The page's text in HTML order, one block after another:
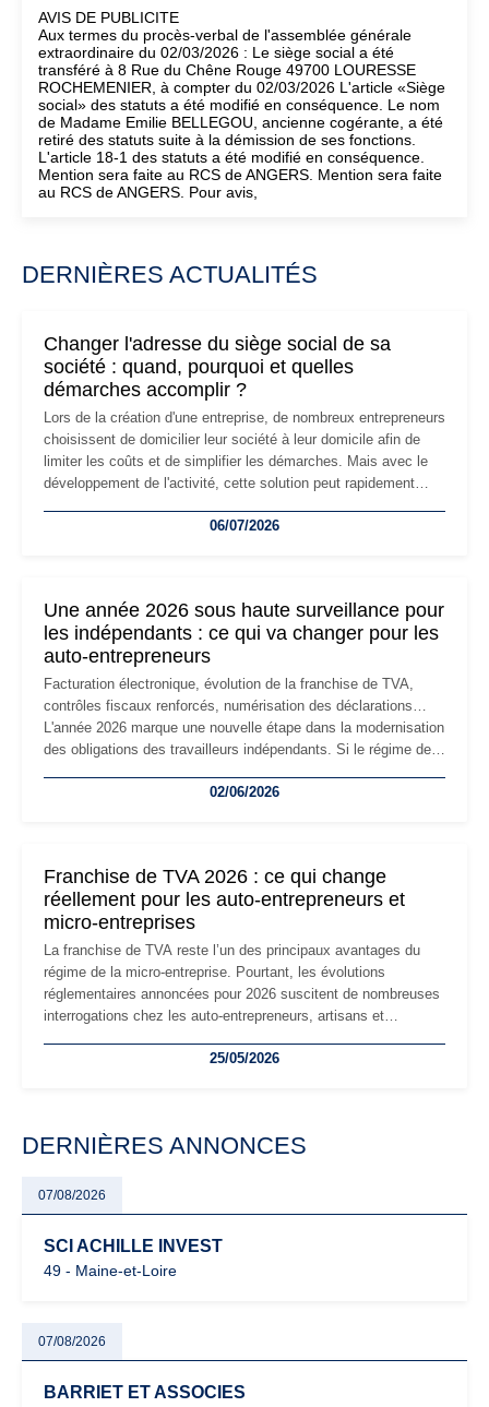
AVIS DE PUBLICITE
Aux termes du procès-verbal de l'assemblée générale
extraordinaire du 02/03/2026 : Le siège social a été
transféré à 8 Rue du Chêne Rouge 49700 LOURESSE
ROCHEMENIER, à compter du 02/03/2026 L'article «Siège
social» des statuts a été modifié en conséquence. Le nom
de Madame Emilie BELLEGOU, ancienne cogérante, a été
retiré des statuts suite à la démission de ses fonctions.
L'article 18-1 des statuts a été modifié en conséquence.
Mention sera faite au RCS de ANGERS. Mention sera faite
au RCS de ANGERS. Pour avis,
DERNIÈRES ACTUALITÉS
Changer l'adresse du siège social de sa
société : quand, pourquoi et quelles
démarches accomplir ?
Lors de la création d'une entreprise, de nombreux entrepreneurs
choisissent de domicilier leur société à leur domicile afin de
limiter les coûts et de simplifier les démarches. Mais avec le
développement de l'activité, cette solution peut rapidement
professionnels, recrutement, image de marque… Le
06/07/2026
Une année 2026 sous haute surveillance pour
les indépendants : ce qui va changer pour les
auto-entrepreneurs
Facturation électronique, évolution de la franchise de TVA,
contrôles fiscaux renforcés, numérisation des déclarations…
L'année 2026 marque une nouvelle étape dans la modernisation
des obligations des travailleurs indépendants. Si le régime de
les auto-entrepreneurs devront s'adapter à un environnement
02/06/2026
Franchise de TVA 2026 : ce qui change
réellement pour les auto-entrepreneurs et
micro-entreprises
La franchise de TVA reste l’un des principaux avantages du
régime de la micro-entreprise. Pourtant, les évolutions
réglementaires annoncées pour 2026 suscitent de nombreuses
interrogations chez les auto-entrepreneurs, artisans et
facturation ou risque de bascule vers la TVA : les règles
25/05/2026
DERNIÈRES ANNONCES
07/08/2026
SCI ACHILLE INVEST
49 - Maine-et-Loire
07/08/2026
BARRIET ET ASSOCIES